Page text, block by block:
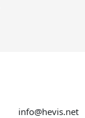
info@hevis.net